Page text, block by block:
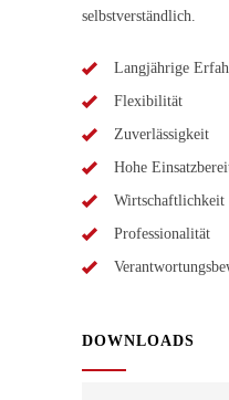
selbstverständlich.
Langjährige
Flexibilität
Zuverlässigkeit
Hohe
Wirtschaftlichkeit
Professionalität
DOWNLOADS